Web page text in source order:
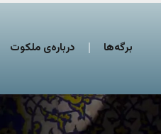
برگه‌ها درباره‌ی ملکوت